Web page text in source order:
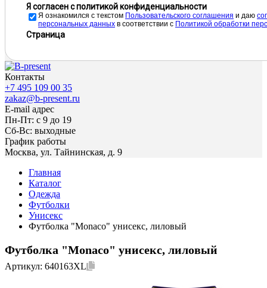
Я согласен с политикой конфиденциальности
Я ознакомился с текстом Пользовательского соглашения и даю
персональных данных в соответствии с Политикой обработки
Страница
Контакты
+7 495 109 00 35
zakaz@b-present.ru
E-mail адрес
Пн-Пт: с 9 до 19
Сб-Вс: выходные
График работы
Москва, ул. Тайнинская, д. 9
Главная
Каталог
Одежда
Футболки
Унисекс
Футболка "Monaco" унисекс, лиловый
Футболка "Monaco" унисекс, лиловый
Артикул: 640163XL